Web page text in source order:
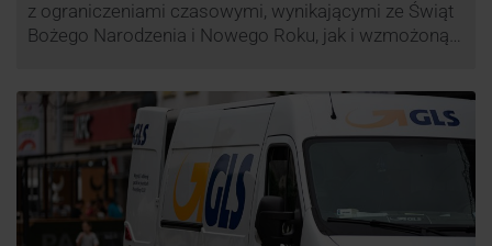
z ograniczeniami czasowymi, wynikającymi ze Świąt
Bożego Narodzenia i Nowego Roku, jak i wzmożoną
firm. Zobacz harmonogram GLS na czas świąteczny!